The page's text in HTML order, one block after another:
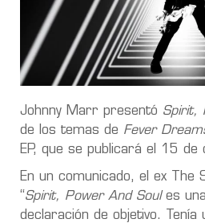
Johnny Marr presentó Spirit,
de los temas de Fever
EP, que se publicará el 15 de
En un comunicado, el ex The
“Spirit, Power And Soules
declaración de objetivo. Tenía